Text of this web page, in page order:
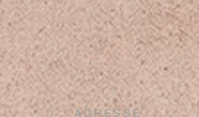
ADRESSE